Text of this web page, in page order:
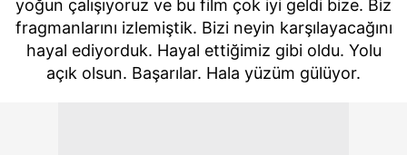
yoğun çalışıyoruz ve bu film çok iyi geldi bize. Biz
fragmanlarını izlemiştik. Bizi neyin karşılayacağını
hayal ediyorduk. Hayal ettiğimiz gibi oldu. Yolu
açık olsun. Başarılar. Hala yüzüm gülüyor.